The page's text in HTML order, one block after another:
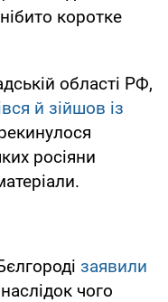
коротке
області РФ,
й зійшов із
росіяни
заявили
чого